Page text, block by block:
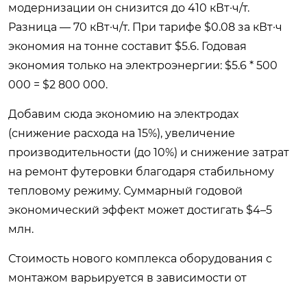
модернизации он снизится до 410 кВт·ч/т.
Разница — 70 кВт·ч/т. При тарифе $0.08 за кВт·ч
экономия на тонне составит $5.6. Годовая
экономия только на электроэнергии: $5.6 * 500
000 = $2 800 000.
Добавим сюда экономию на электродах
(снижение расхода на 15%), увеличение
производительности (до 10%) и снижение затрат
на ремонт футеровки благодаря стабильному
тепловому режиму. Суммарный годовой
экономический эффект может достигать $4–5
млн.
Стоимость нового комплекса оборудования с
монтажом варьируется в зависимости от